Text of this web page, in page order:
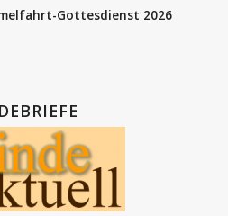
Gottesdienst 2026